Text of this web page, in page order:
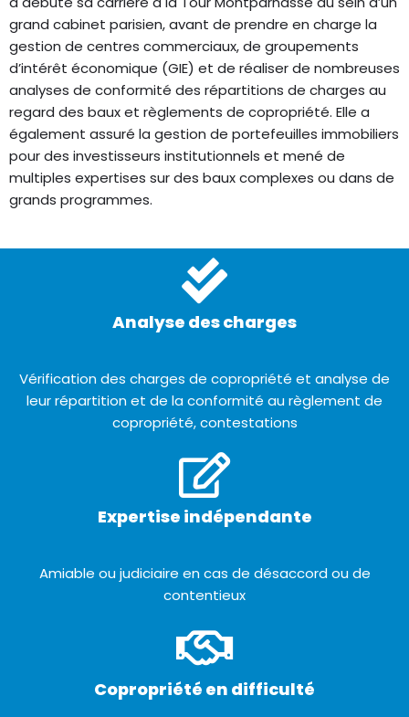
grand cabinet parisien, avant de prendre en charge la
gestion de centres commerciaux, de groupements
d’intérêt économique (GIE) et de réaliser de nombreuses
analyses de conformité des répartitions de charges au
regard des baux et règlements de copropriété. Elle a
également assuré la gestion de portefeuilles immobiliers
pour des investisseurs institutionnels et mené de
multiples expertises sur des baux complexes ou dans de
grands programmes.
Analyse des charges
Vérification des charges de copropriété et analyse de
leur répartition et de la conformité au règlement de
copropriété, contestations
Expertise indépendante
Amiable ou judiciaire en cas de désaccord ou de
contentieux
Copropriété en difficulté